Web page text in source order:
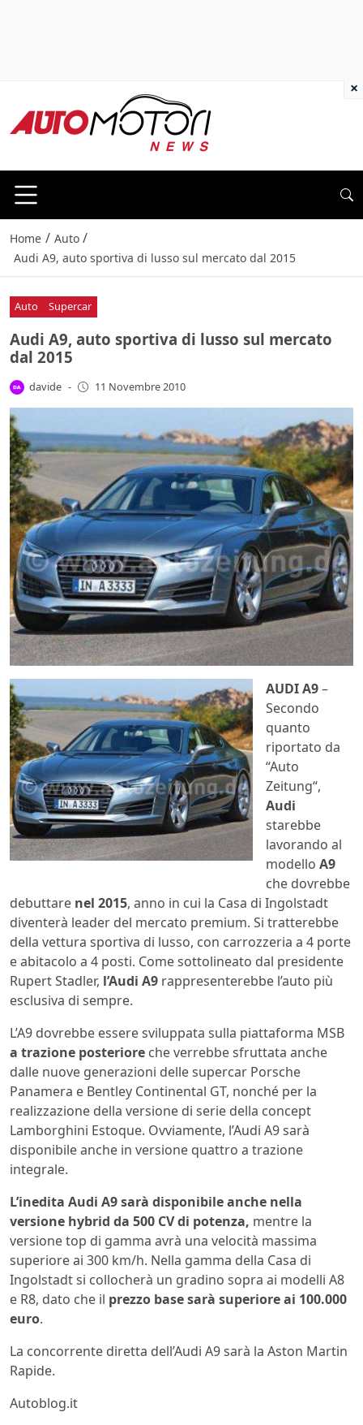
Home / Auto /
Audi A9, auto sportiva di lusso sul mercato dal 2015
Auto Supercar
Audi A9, auto sportiva di lusso sul mercato
dal 2015
davide - 11 Novembre 2010
AUDI A9–
Secondo
quanto
riportato da
“Auto
Zeitung“,
Audi
starebbe
lavorando al
modello A9
che dovrebbe
debuttare nel 2015, anno in cui la Casa di Ingolstadt
diventerà leader del mercato premium. Si tratterebbe
della vettura sportiva di lusso, con carrozzeria a 4 porte
e abitacolo a 4 posti. Come sottolineato dal presidente
Rupert Stadler, l’Audi A9 rappresenterebbe l’auto più
esclusiva di sempre.
L’A9 dovrebbe essere sviluppata sulla piattaforma MSB
a trazione posteriore che verrebbe sfruttata anche
dalle nuove generazioni delle supercar Porsche
Panamera e Bentley Continental GT, nonché per la
realizzazione della versione di serie della concept
Lamborghini Estoque. Ovviamente, l’Audi A9 sarà
disponibile anche in versione quattro a trazione
integrale.
L’inedita Audi A9 sarà disponibile anche nella
versione hybrid da 500 CV di potenza, mentre la
versione top di gamma avrà una velocità massima
superiore ai 300 km/h. Nella gamma della Casa di
Ingolstadt si collocherà un gradino sopra ai modelli A8
e R8, dato che il prezzo base sarà superiore ai 100.000
euro.
La concorrente diretta dell’Audi A9 sarà la Aston Martin
Rapide.
Autoblog.it
×